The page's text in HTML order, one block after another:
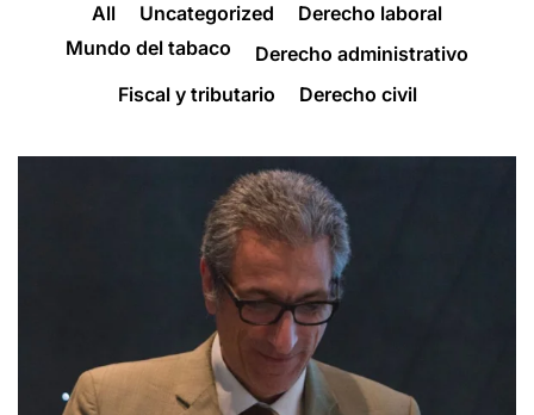
All Uncategorized
Derecho laboral
Mundo del tabaco
Derecho administrativo
Fiscal y tributario
Derecho civil